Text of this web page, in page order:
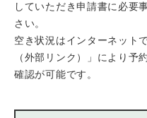
していただき申請書に必要
さい。
空き状況はインターネット
（外部リンク）」により予
確認が可能です。